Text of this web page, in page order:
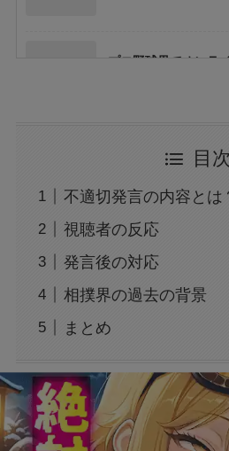
プロ野球界でオンラ
ソフトバンクの栗原
目的・ルール・
ガンバの山田康太選
ドジャースの佐々木
人
目次
不適切発言の内容とは
視聴者の反応
発言後の対応
相撲界の過去の背景
まとめ